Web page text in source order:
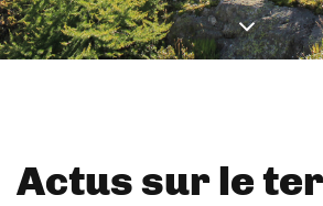
Actus sur le